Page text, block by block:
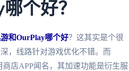
个好？
和OurPlay哪个好？这其实是个很
，线路针对游戏优化不错。而
店APP闻名，其加速功能是衍生服